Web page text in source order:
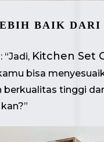
BAIK DARI
Kitchen Set
bisa
tinggi